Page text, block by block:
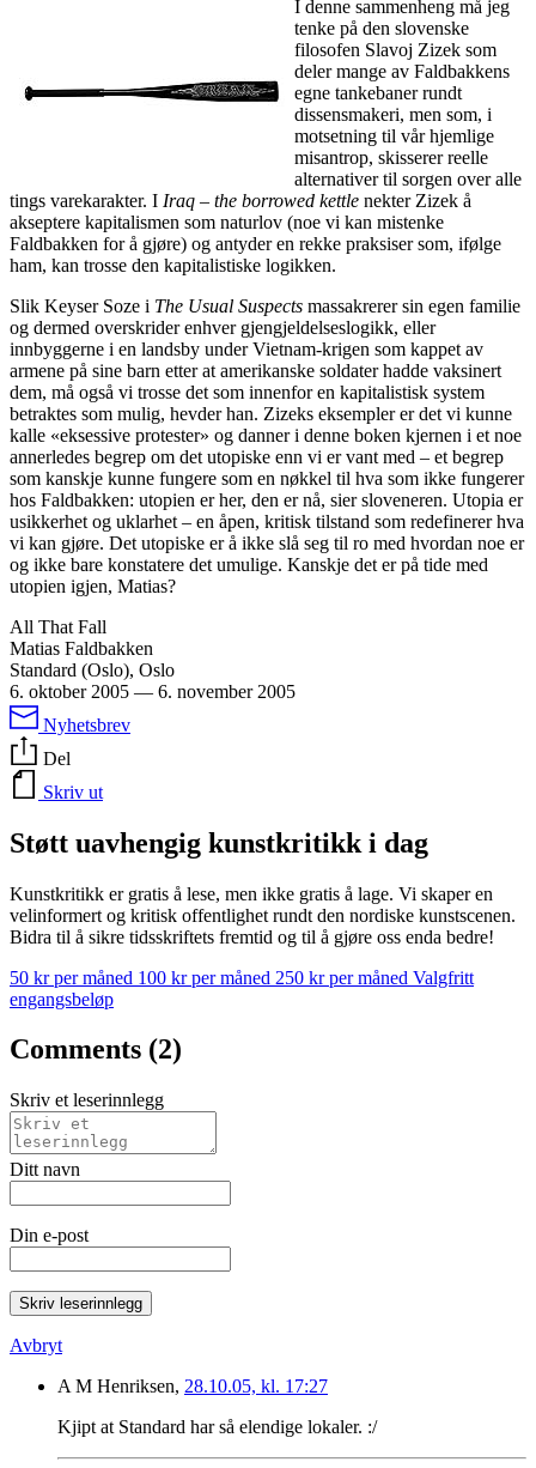
I denne sammenheng må jeg
tenke på den slovenske
filosofen Slavoj Zizek som
deler mange av Faldbakkens
egne tankebaner rundt
dissensmakeri, men som, i
motsetning til vår hjemlige
misantrop, skisserer reelle
alternativer til sorgen over alle
tings varekarakter. I Iraq – the borrowed kettle nekter Zizek å
akseptere kapitalismen som naturlov (noe vi kan mistenke
Faldbakken for å gjøre) og antyder en rekke praksiser som, ifølge
ham, kan trosse den kapitalistiske logikken.
Slik Keyser Soze i The Usual Suspects massakrerer sin egen familie
og dermed overskrider enhver gjengjeldelseslogikk, eller
innbyggerne i en landsby under Vietnam-krigen som kappet av
armene på sine barn etter at amerikanske soldater hadde vaksinert
dem, må også vi trosse det som innenfor en kapitalistisk system
betraktes som mulig, hevder han. Zizeks eksempler er det vi kunne
kalle «eksessive protester» og danner i denne boken kjernen i et noe
annerledes begrep om det utopiske enn vi er vant med – et begrep
som kanskje kunne fungere som en nøkkel til hva som ikke fungerer
hos Faldbakken: utopien er her, den er nå, sier sloveneren. Utopia er
usikkerhet og uklarhet – en åpen, kritisk tilstand som redefinerer hva
vi kan gjøre. Det utopiske er å ikke slå seg til ro med hvordan noe er
og ikke bare konstatere det umulige. Kanskje det er på tide med
utopien igjen, Matias?
All That Fall
Matias Faldbakken
Standard (Oslo), Oslo
6. oktober 2005 — 6. november 2005
Nyhetsbrev
Del
Skriv ut
Støtt uavhengig kunstkritikk i dag
Kunstkritikk er gratis å lese, men ikke gratis å lage. Vi skaper en
velinformert og kritisk offentlighet rundt den nordiske kunstscenen.
Bidra til å sikre tidsskriftets fremtid og til å gjøre oss enda bedre!
50 kr per måned 100 kr per måned 250 kr per måned Valgfritt
engangsbeløp
Comments (2)
Skriv et leserinnlegg
Ditt navn
Din e-post
Skriv leserinnlegg
Avbryt
A M Henriksen, 28.10.05, kl. 17:27
Kjipt at Standard har så elendige lokaler. :/